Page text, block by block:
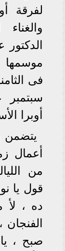
لفرقة
أوبرا
يتضمن
أعمال
من
قول يا
ده ، لأ
صبح ،